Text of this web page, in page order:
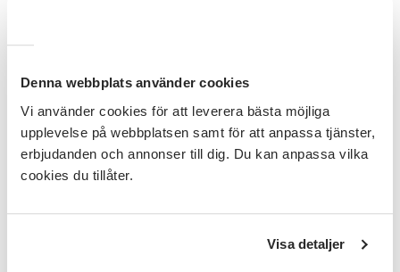
Denna webbplats använder cookies
Vi använder cookies för att leverera bästa möjliga
upplevelse på webbplatsen samt för att anpassa tjänster,
erbjudanden och annonser till dig. Du kan anpassa vilka
cookies du tillåter.
Visa detaljer
äldre.
Landsbygden påverkas stort av
nedskärningarna
Särskilt på landsbygden ser vi att nedskärningarna
mötesplatser, stärka gemenskapen och
möjliggörare för en levande landsbygd.